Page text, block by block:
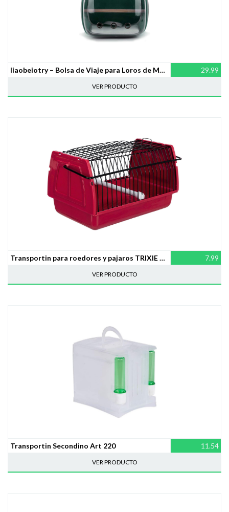
liaobeiotry – Bolsa de Viaje para Loros de Mascotas, Mochila Transparente Transpirable 360° para Mascotas 29.99
VER PRODUCTO
Transportin para roedores y pajaros TRIXIE 22x15x14 cm 7.99
VER PRODUCTO
Transportin Secondino Art 220 11.54
VER PRODUCTO